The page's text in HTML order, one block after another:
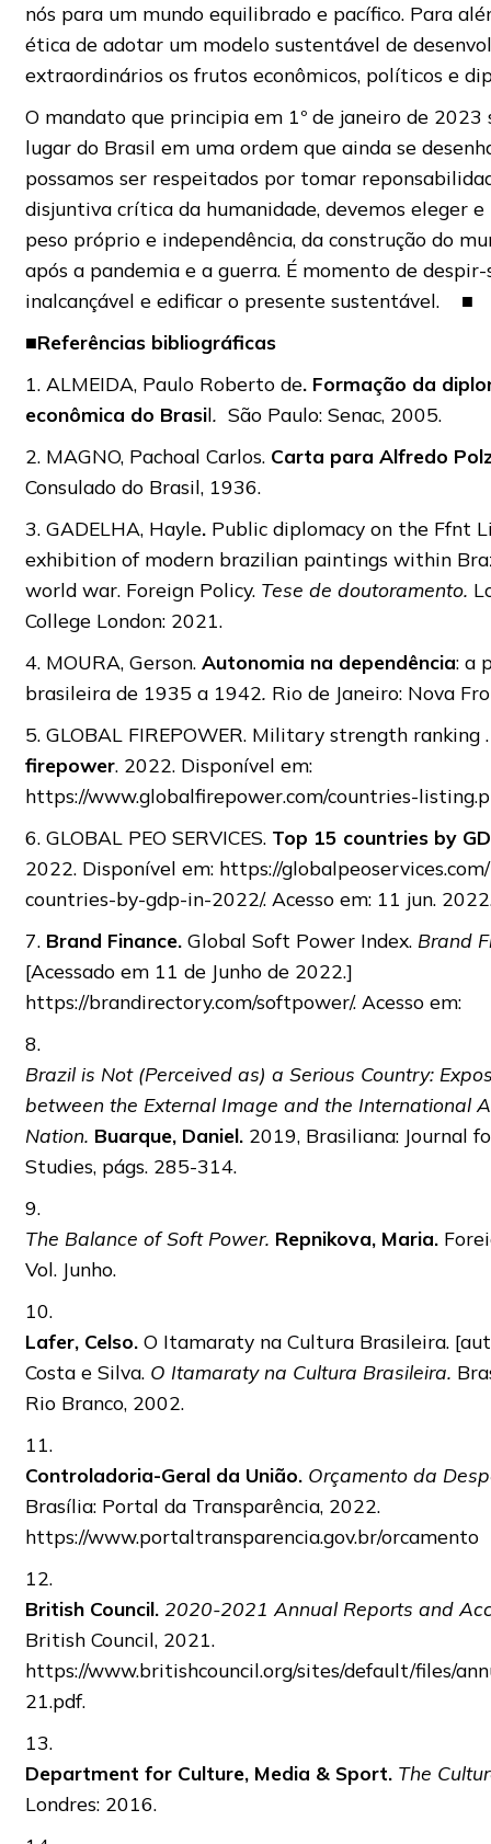
nós para um mundo equilibrado e pacífico. Para
ética de adotar um modelo sustentável de
extraordinários os frutos econômicos, políticos e
O mandato que principia em 1º de janeiro de 2023
lugar do Brasil em uma ordem que ainda se
possamos ser respeitados por tomar
disjuntiva crítica da humanidade, devemos eleger
peso próprio e independência, da construção do
após a pandemia e a guerra. É momento de
inalcançável e edificar o presente sustentável. ■
■Referências bibliográficas
1. ALMEIDA, Paulo Roberto de. Formação da
econômica do Brasil. São Paulo: Senac, 2005.
2. MAGNO, Pachoal Carlos. Carta para Alfredo
Consulado do Brasil, 1936.
3. GADELHA, Hayle.Public diplomacy on the Ffnt
exhibition of modern brazilian paintings within
world war. Foreign Policy. Tese de doutoramento.
College London: 2021.
4. MOURA, Gerson. Autonomia na dependência: a
brasileira de 1935 a 1942. Rio de Janeiro: Nova
5. GLOBAL FIREPOWER. Military strength ranking
firepower. 2022. Disponível em:
https://www.globalfirepower.com/countries-
6. GLOBAL PEO SERVICES. Top 15 countries by
2022. Disponível em: https://
countries-by-gdp-in-2022/. Acesso em: 11 jun.
7. Brand Finance.Global Soft Power Index. Brand
[Acessado em 11 de Junho de 2022.]
https://brandirectory.com/softpower/. Acesso em:
8.
Brazil is Not (Perceived as) a Serious Country:
between the External Image and the International
Nation. Buarque, Daniel.2019, Brasiliana: Journal
Studies, págs. 285-314.
9.
The Balance of Soft Power. Repnikova, Maria.
Vol. Junho.
10.
Lafer, Celso.O Itamaraty na Cultura Brasileira.
Costa e Silva. O Itamaraty na Cultura Brasileira.
Rio Branco, 2002.
11.
Controladoria-Geral da União. Orçamento da
Brasília: Portal da Transparência, 2022.
https://www.portaltransparencia.gov.br/orcamento
12.
British Council. 2020-2021 Annual Reports and
British Council, 2021.
https://www.britishcouncil.org/sites/default/files/
21.pdf.
13.
Department for Culture, Media & Sport. The
Londres: 2016.